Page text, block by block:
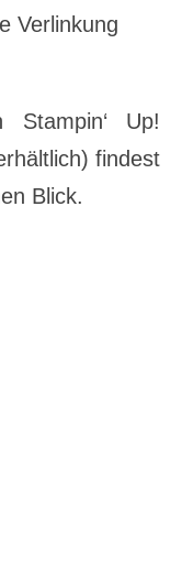
Verlinkung
Stampin‘ Up!
findest
Blick.